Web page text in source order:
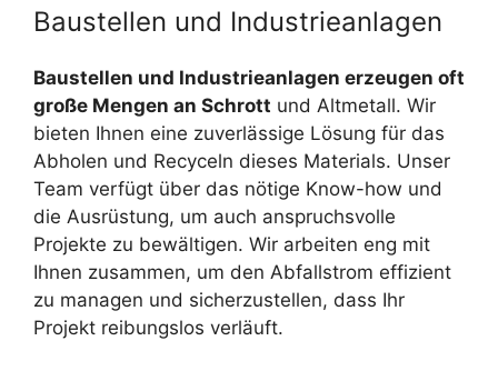
Baustellen und Industrieanlagen
Baustellen und Industrieanlagen erzeugen oft
große Mengen an Schrott und Altmetall. Wir
bieten Ihnen eine zuverlässige Lösung für das
Abholen und Recyceln dieses Materials. Unser
Team verfügt über das nötige Know-how und
die Ausrüstung, um auch anspruchsvolle
Projekte zu bewältigen. Wir arbeiten eng mit
Ihnen zusammen, um den Abfallstrom effizient
zu managen und sicherzustellen, dass Ihr
Projekt reibungslos verläuft.